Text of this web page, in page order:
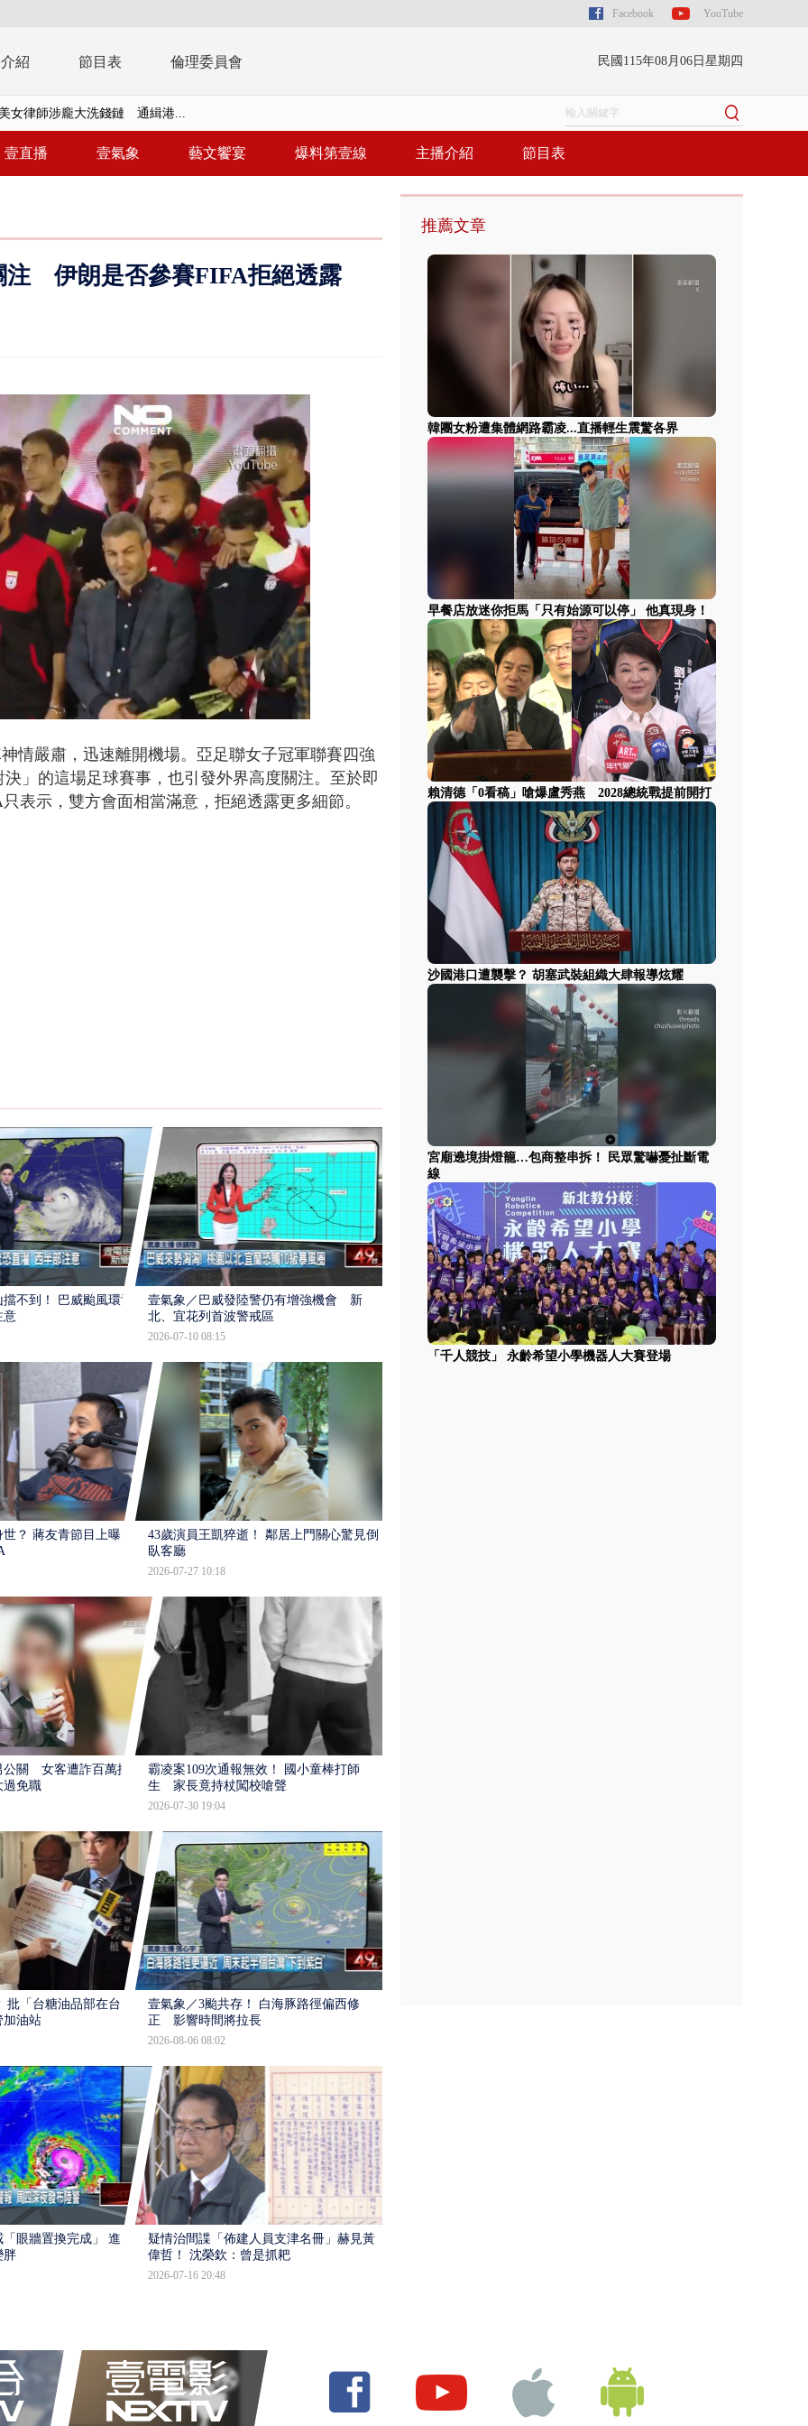
Facebook YouTube
紹 節目表 倫理委員會 民國115年08月06日星期四
女律師涉龐大洗錢鏈 通緝港...
拒馬「只有始源可以停」 他真...
砂石車為閃避悚撞4車釀3傷
北市「颱風整備假」？ 蔣萬安...
壹直播 壹氣象 藝文饗宴 爆料第壹線 主播介紹 節目表
注 伊朗是否參賽FIFA拒絕透露
情嚴肅，迅速離開機場。 亞足聯女子冠軍聯賽四強
決」的這場足球賽事， 也引發外界高度關注。 至於即
表示，雙方會面相當滿意，拒絕透露更多細節。
不到！ 巴威颱風環流
意
壹氣象／巴威發陸警仍有增強機會 新
北、宜花列首波警戒區
2026-07-10 08:15
？ 蔣友青節目上曝：
43歲演員王凱猝逝！ 鄰居上門關心驚見倒
臥客廳
2026-07-27 10:18
公關 女客遭詐百萬提
過免職
霸凌案109次通報無效！ 國小童棒打師
生 家長竟持杖闖校嗆聲
2026-07-30 19:04
批「台糖油品部在台
油站
壹氣象／3颱共存！ 白海豚路徑偏西修
正 影響時間將拉長
2026-08-06 08:02
眼牆置換完成」 進入
胖
疑情治間諜「佈建人員支津名冊」赫見黃
偉哲！ 沈榮欽：曾是抓耙
2026-07-16 20:48
推薦文章
韓團女粉遭集體網路霸凌...直播輕生震驚各界
早餐店放迷你拒馬「只有始源可以停」 他真現身！
賴清德「0看稿」嗆爆盧秀燕 2028總統戰提前開打
沙國港口遭襲擊？ 胡塞武裝組織大肆報導炫耀
宮廟遶境掛燈籠…包商整串拆！ 民眾驚嚇憂扯斷電
線
「千人競技」 永齡希望小學機器人大賽登場